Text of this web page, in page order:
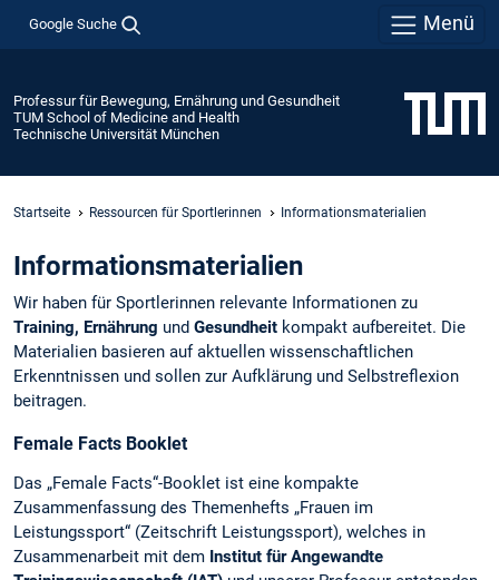
Google Suche Menü
Professur für Bewegung, Ernährung und Gesundheit
TUM School of Medicine and Health
Technische Universität München
Startseite Ressourcen für Sportlerinnen Informationsmaterialien
Informationsmaterialien
Wir haben für Sportlerinnen relevante Informationen zu
Training, Ernährung und Gesundheit kompakt aufbereitet. Die
Materialien basieren auf aktuellen wissenschaftlichen
Erkenntnissen und sollen zur Aufklärung und Selbstreflexion
beitragen.
Female Facts Booklet
Das „Female Facts“-Booklet ist eine kompakte
Zusammenfassung des Themenhefts „Frauen im
Leistungssport“ (Zeitschrift Leistungssport), welches in
Zusammenarbeit mit dem Institut für Angewandte